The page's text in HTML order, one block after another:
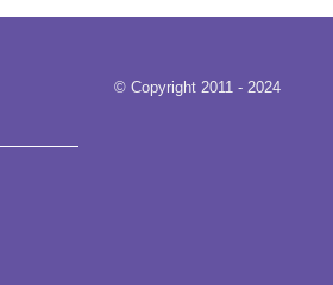
© Copyright 2011 - 2024